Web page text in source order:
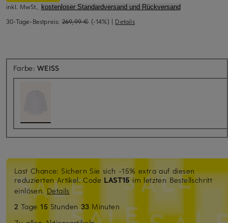
inkl. MwSt., kostenloser Standardversand und Rückversand
30-Tage-Bestpreis: 269,99 € (-14%) | Details
Farbe:WEISS
Last Chance: Sichern Sie sich -15% extra auf diesen
reduzierten Artikel. Code LAST15im letzten Bestellschritt
einlösen.Details
2 Tage15 Stunden 33 Minuten